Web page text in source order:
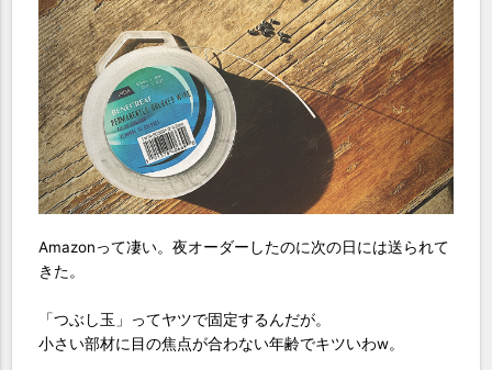
Amazonって凄い。夜オーダーしたのに次の日には送られて
きた。
「つぶし玉」ってヤツで固定するんだが。
小さい部材に目の焦点が合わない年齢でキツいわw。